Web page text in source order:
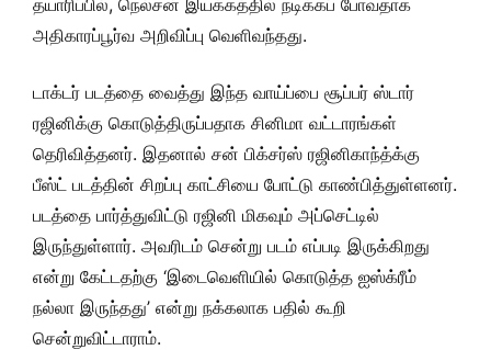
தயாரிப்பில், நெல்சன் இயக்கத்தில் நடிக்கப் போவதாக
அதிகாரப்பூர்வ அறிவிப்பு வெளிவந்தது.
டாக்டர் படத்தை வைத்து இந்த வாய்ப்பை சூப்பர் ஸ்டார்
ரஜினிக்கு கொடுத்திருப்பதாக சினிமா வட்டாரங்கள்
தெரிவித்தனர். இதனால் சன் பிக்சர்ஸ் ரஜினிகாந்த்க்கு
பீஸ்ட் படத்தின் சிறப்பு காட்சியை போட்டு காண்பித்துள்ளனர்.
படத்தை பார்த்துவிட்டு ரஜினி மிகவும் அப்செட்டில்
இருந்துள்ளார். அவரிடம் சென்று படம் எப்படி இருக்கிறது
என்று கேட்டதற்கு ‘இடைவெளியில் கொடுத்த ஐஸ்க்ரீம்
நல்லா இருந்தது’ என்று நக்கலாக பதில் கூறி
சென்றுவிட்டாராம்.